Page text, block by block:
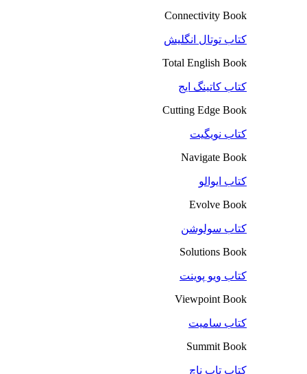
Connectivity Book
کتاب توتال انگلیش
Total English Book
کتاب کاتینگ ایج
Cutting Edge Book
کتاب نویگیت
Navigate Book
کتاب ایوالو
Evolve Book
کتاب سولوشن
Solutions Book
کتاب ویو پوینت
Viewpoint Book
کتاب سامیت
Summit Book
کتاب تاپ ناچ